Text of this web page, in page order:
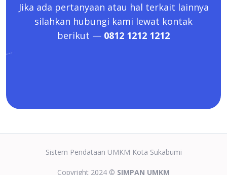
Jika ada pertanyaan atau hal terkait lainnya
silahkan hubungi kami lewat kontak
berikut — 0812 1212 1212
Sistem Pendataan UMKM Kota Sukabumi
Copyright 2024 © SIMPAN UMKM